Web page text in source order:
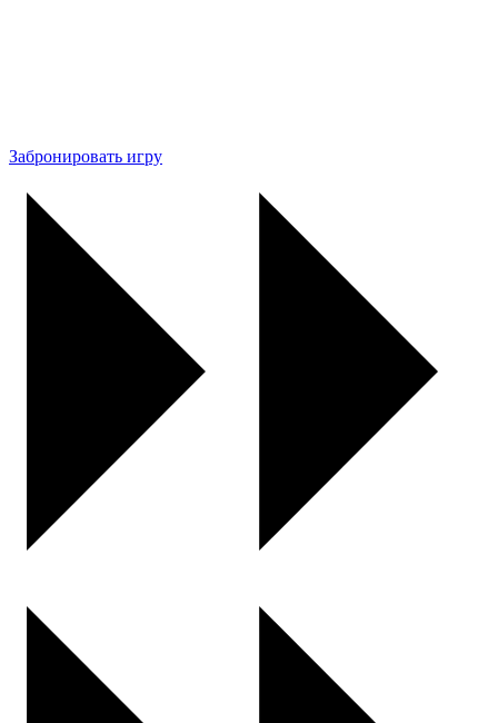
Забронировать игру